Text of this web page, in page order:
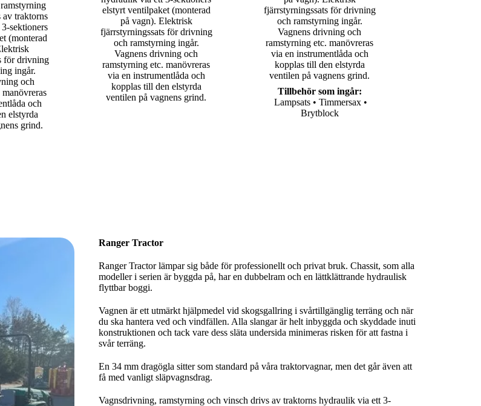
traktorns
sektioners
(monterad
för drivning
ingår.
och
och
elstyrda
grind.
elstyrt ventilpaket (monterad
på vagn). Elektrisk
fjärrstyrningssats för drivning
och ramstyrning ingår.
Vagnens drivning och
ramstyrning etc. manövreras
via en instrumentlåda och
kopplas till den elstyrda
ventilen på vagnens grind.
fjärrstyrningssats för drivning
och ramstyrning ingår.
Vagnens drivning och
ramstyrning etc. manövreras
via en instrumentlåda och
kopplas till den elstyrda
ventilen på vagnens grind.
Tillbehör som ingår:
Lampsats • Timmersax •
Brytblock
Ranger Tractor
Ranger Tractor lämpar sig både för professionellt och privat bruk. Chassit, som alla
modeller i serien är byggda på, har en dubbelram och en lättklättrande hydraulisk
flyttbar boggi.
Vagnen är ett utmärkt hjälpmedel vid skogsgallring i svårtillgänglig terräng och när
du ska hantera ved och vindfällen. Alla slangar är helt inbyggda och skyddade inuti
konstruktionen och tack vare dess släta undersida minimeras risken för att fastna i
svår terräng.
En 34 mm dragögla sitter som standard på våra traktorvagnar, men det går även att
få med vanligt släpvagnsdrag.
Vagnsdrivning, ramstyrning och vinsch drivs av traktorns hydraulik via ett 3-